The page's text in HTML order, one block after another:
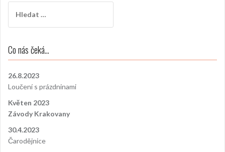
Co nás čeká…
26.8.2023
Loučení s prázdninami
Květen 2023
Závody Krakovany
30.4.2023
Čarodějnice